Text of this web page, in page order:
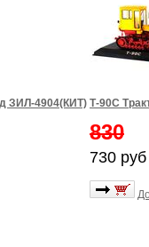
ЗИЛ-4904(КИТ) Т-90С
830
730 руб